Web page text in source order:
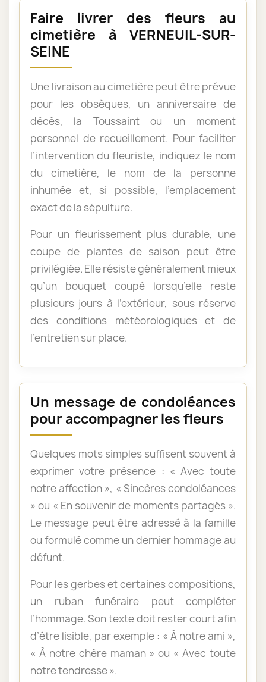
Faire livrer des fleurs au
cimetière à VERNEUIL-SUR-
SEINE
Une livraison au cimetière peut être prévue
pour les obsèques, un anniversaire de
décès, la Toussaint ou un moment
personnel de recueillement. Pour faciliter
l’intervention du fleuriste, indiquez le nom
du cimetière, le nom de la personne
inhumée et, si possible, l’emplacement
exact de la sépulture.
Pour un fleurissement plus durable, une
coupe de plantes de saison peut être
privilégiée. Elle résiste généralement mieux
qu’un bouquet coupé lorsqu’elle reste
plusieurs jours à l’extérieur, sous réserve
des conditions météorologiques et de
l’entretien sur place.
Un message de condoléances
pour accompagner les fleurs
Quelques mots simples suffisent souvent à
exprimer votre présence : « Avec toute
notre affection », « Sincères condoléances
» ou « En souvenir de moments partagés ».
Le message peut être adressé à la famille
ou formulé comme un dernier hommage au
défunt.
Pour les gerbes et certaines compositions,
un ruban funéraire peut compléter
l’hommage. Son texte doit rester court afin
d’être lisible, par exemple : « À notre ami »,
« À notre chère maman » ou « Avec toute
notre tendresse ».